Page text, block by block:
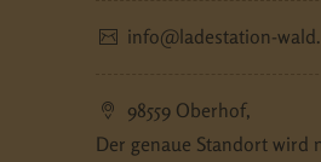
info@ladestation-
98559 Oberhof,
Der genaue Standort wird